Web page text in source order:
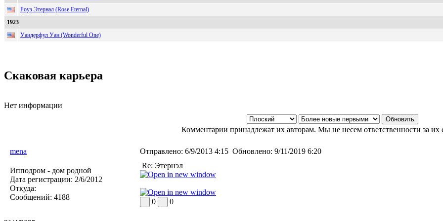
Роуз Этернал (Rose Eternal)
1923
Уандерфул Уан (Wonderful One)
Скаковая карьера
Нет информации
Комментарии принадлежат их авторам. Мы не несем ответственности за их
mena Отправлено: 6/9/2013 4:15 Обновлено: 9/11/2019 6:20
Ипподром - дом родной
Дата регистрации: 2/6/2012
Откуда:
Сообщений: 4188
Re: Этернэл
0 0